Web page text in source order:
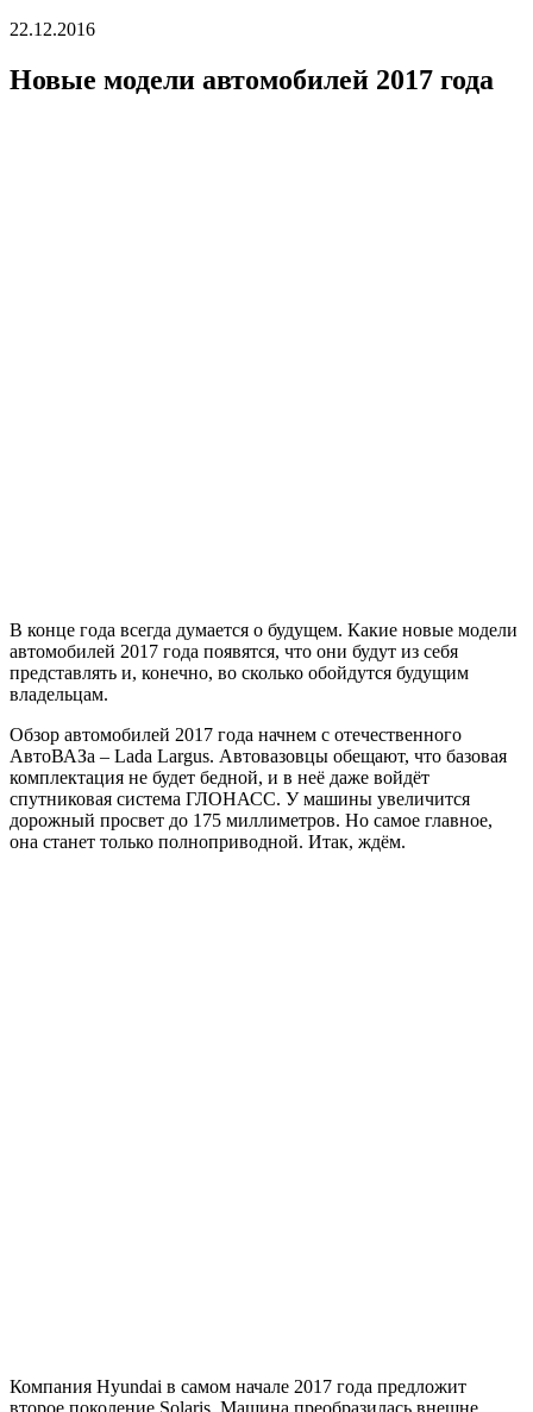
22.12.2016
Новые модели автомобилей 2017 года
В конце года всегда думается о будущем. Какие новые модели
автомобилей 2017 года появятся, что они будут из себя
представлять и, конечно, во сколько обойдутся будущим
владельцам.
Обзор автомобилей 2017 года начнем с отечественного
АвтоВАЗа – Lada Largus. Автовазовцы обещают, что базовая
комплектация не будет бедной, и в неё даже войдёт
спутниковая система ГЛОНАСС. У машины увеличится
дорожный просвет до 175 миллиметров. Но самое главное,
она станет только полноприводной. Итак, ждём.
Компания Hyundai в самом начале 2017 года предложит
второе поколение Solaris. Машина преобразилась внешне,